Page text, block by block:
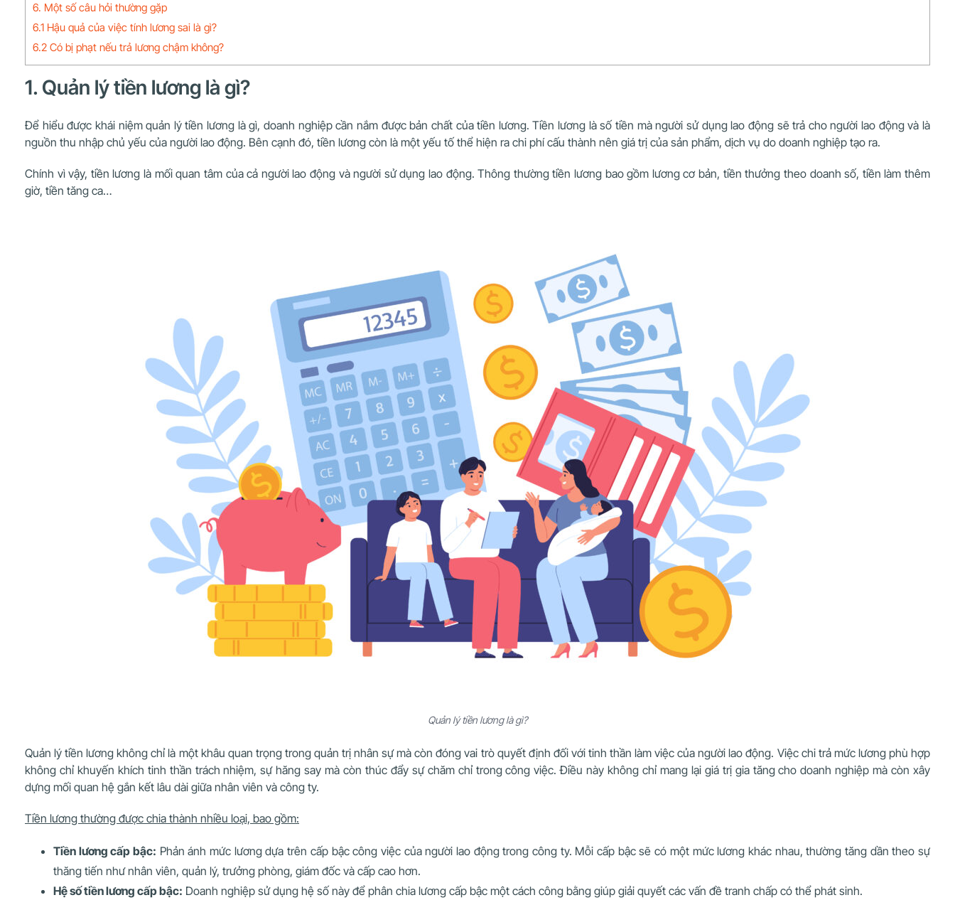
6. Một số câu hỏi thường gặp
6.1 Hậu quả của việc tính lương sai là gì?
6.2 Có bị phạt nếu trả lương chậm không?
1. Quản lý tiền lương là gì?
Để hiểu được khái niệm quản lý tiền lương là gì, doanh nghiệp cần nắm được bản chất của tiền lương. Tiền lương là số tiền mà người sử dụng lao động sẽ trả cho người lao động và là
nguồn thu nhập chủ yếu của người lao động. Bên cạnh đó, tiền lương còn là một yếu tố thể hiện ra chi phí cấu thành nên giá trị của sản phẩm, dịch vụ do doanh nghiệp tạo ra.
Chính vì vậy, tiền lương là mối quan tâm của cả người lao động và người sử dụng lao động. Thông thường tiền lương bao gồm lương cơ bản, tiền thưởng theo doanh số, tiền làm thêm
giờ, tiền tăng ca…
Quản lý tiền lương là gì?
Quản lý tiền lương không chỉ là một khâu quan trọng trong quản trị nhân sự mà còn đóng vai trò quyết định đối với tinh thần làm việc của người lao động. Việc chi trả mức lương phù hợp
không chỉ khuyến khích tinh thần trách nhiệm, sự hăng say mà còn thúc đẩy sự chăm chỉ trong công việc. Điều này không chỉ mang lại giá trị gia tăng cho doanh nghiệp mà còn xây
dựng mối quan hệ gắn kết lâu dài giữa nhân viên và công ty.
Tiền lương thường được chia thành nhiều loại, bao gồm:
Tiền lương cấp bậc: Phản ánh mức lương dựa trên cấp bậc công việc của người lao động trong công ty. Mỗi cấp bậc sẽ có một mức lương khác nhau, thường tăng dần theo sự
thăng tiến như nhân viên, quản lý, trưởng phòng, giám đốc và cấp cao hơn.
Hệ số tiền lương cấp bậc: Doanh nghiệp sử dụng hệ số này để phân chia lương cấp bậc một cách công bằng giúp giải quyết các vấn đề tranh chấp có thể phát sinh.